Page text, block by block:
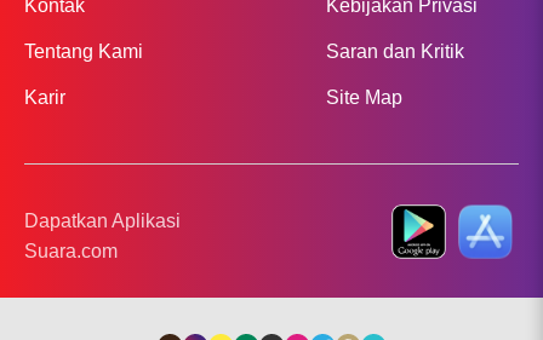
Kontak
Tentang Kami
Karir
Kebijakan Privasi
Saran dan Kritik
Site Map
Dapatkan Aplikasi
Suara.com